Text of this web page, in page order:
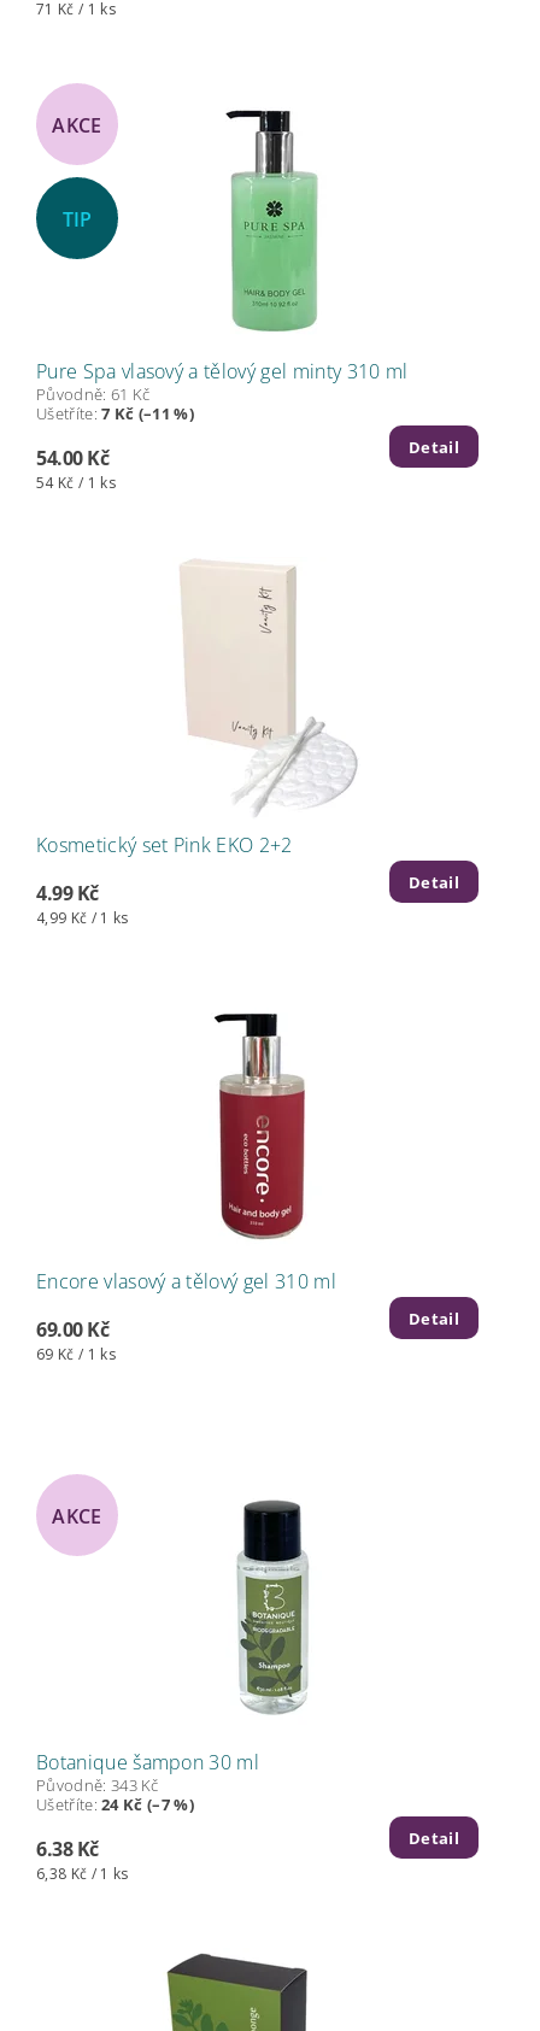
71 Kč / 1 ks
AKCE
TIP
Pure Spa vlasový a tělový gel minty 310 ml
Původně: 61 Kč
Ušetříte:7 Kč (–11 %)
54.00 Kč
54 Kč / 1 ks
Detail
Kosmetický set Pink EKO 2+2
4.99 Kč
4,99 Kč / 1 ks
Detail
Encore vlasový a tělový gel 310 ml
69.00 Kč
69 Kč / 1 ks
Detail
AKCE
Botanique šampon 30 ml
Původně: 343 Kč
Ušetříte:24 Kč (–7 %)
6.38 Kč
6,38 Kč / 1 ks
Detail